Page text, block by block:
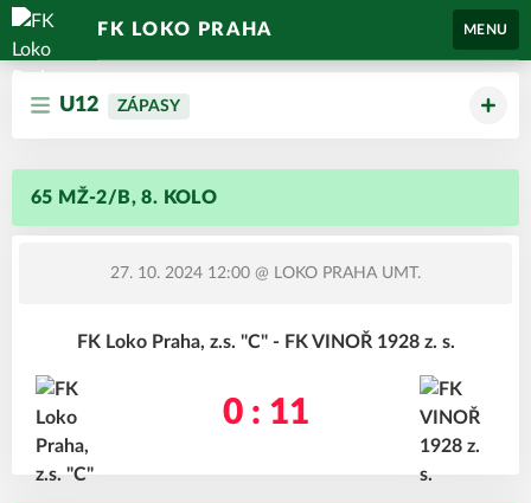
FK LOKO PRAHA MENU
U12 ZÁPASY
65 MŽ-2/B, 8. KOLO
27. 10. 2024 12:00 @ LOKO PRAHA UMT.
FK Loko Praha, z.s. "C" - FK VINOŘ 1928 z. s.
0 : 11